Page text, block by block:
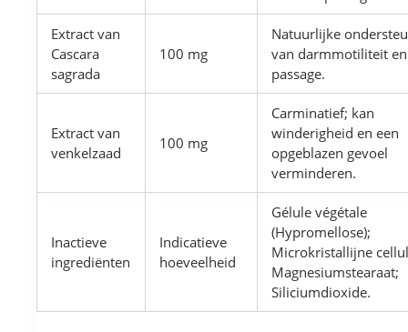
Extract van
Cascara
sagrada
100 mg
Natuurlijke
van darmmotiliteit en
passage.
Extract van
venkelzaad
100 mg
Carminatief; kan
winderigheid en een
opgeblazen gevoel
verminderen.
Inactieve
ingrediënten
Indicatieve
hoeveelheid
Gélule végétale
(Hypromellose);
Microkristallijne
Magnesiumstearaat;
Siliciumdioxide.